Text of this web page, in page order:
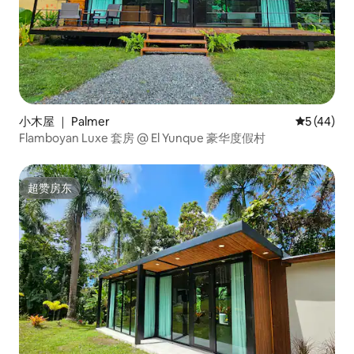
小木屋 ｜ Palmer 平均评分
5 (44)
Flamboyan Luxe 套房 @ El Yunque 豪华度假村
超赞房东
超赞房东